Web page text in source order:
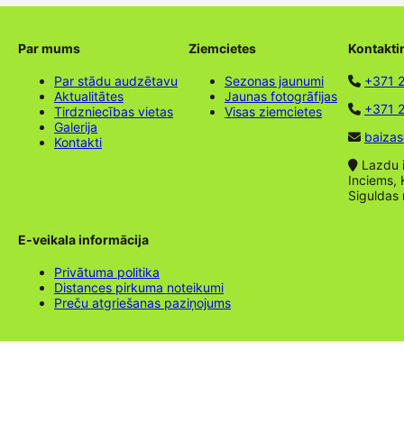
Par mums
Par stādu audzētavu
Aktualitātes
Tirdzniecības vietas
Galerija
Kontakti
Ziemcietes
Sezonas jaunumi
Jaunas fotogrāfijas
Visas ziemcietes
+371
+371
Lazdu
Inciems,
Siguldas
E-veikala informācija
Privātuma politika
Distances pirkuma noteikumi
Preču atgriešanas paziņojums